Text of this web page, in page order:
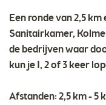
Een ronde van 2,5
Sanitairkamer,
de bedrijven waar
kun je 1, 2 of 3 keer
Afstanden: 2,5 km - 5